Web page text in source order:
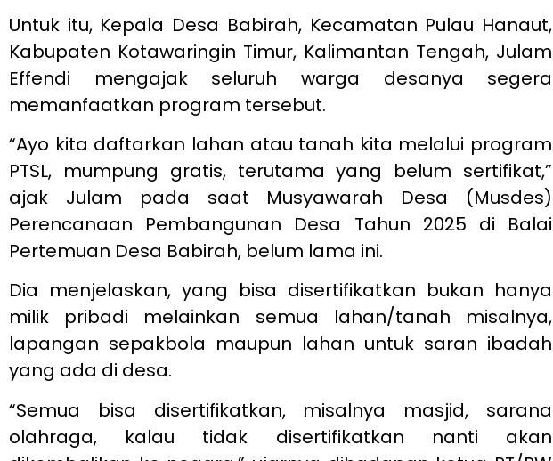
Untuk itu, Kepala Desa Babirah, Kecamatan Pulau Hanaut,
Kabupaten Kotawaringin Timur, Kalimantan Tengah, Julam
Effendi mengajak seluruh warga desanya segera
memanfaatkan program tersebut.
“Ayo kita daftarkan lahan atau tanah kita melalui program
PTSL, mumpung gratis, terutama yang belum sertifikat,”
ajak Julam pada saat Musyawarah Desa (Musdes)
Perencanaan Pembangunan Desa Tahun 2025 di Balai
Pertemuan Desa Babirah, belum lama ini.
Dia menjelaskan, yang bisa disertifikatkan bukan hanya
milik pribadi melainkan semua lahan/tanah misalnya,
lapangan sepakbola maupun lahan untuk saran ibadah
yang ada di desa.
“Semua bisa disertifikatkan, misalnya masjid, sarana
olahraga, kalau tidak disertifikatkan nanti akan